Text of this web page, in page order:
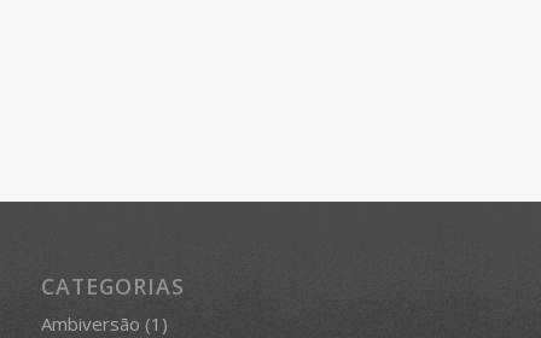
CATEGORIAS
Ambiversão (1)